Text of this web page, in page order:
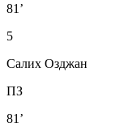
81’
5
Салих Озджан
ПЗ
81’